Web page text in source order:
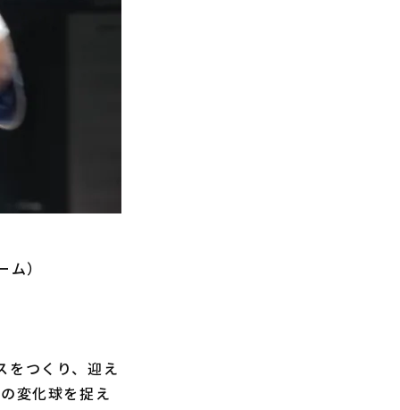
）
をつくり、迎え
変化球を捉え